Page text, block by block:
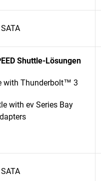
SATA
Shuttle-Lösungen
with Thunderbolt™ 3
with ev Series Bay
SATA